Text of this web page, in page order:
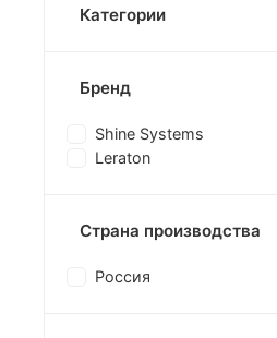
Категории
Бренд
Shine Systems
Leraton
Страна производства
Россия